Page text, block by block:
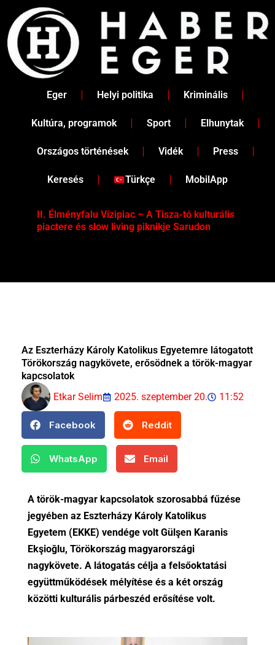
content
Eger Helyi politika Kriminális
Kultúra, programok Sport Elhunytak
Országos történések Vidék Press
Keresés Türkçe MobilApp
II. Élményfalu Vízipiac – A Tisza-tó kulturális
piactere és slow living piknikje Sarudon
Az Eszterházy Károly Katolikus Egyetemre látogatott
Törökország nagykövete, erősödnek a török-magyar
kapcsolatok
Etkar Selim
2025. szeptember 20. 11:52
Facebook Reddit
WhatsApp Email
A török-magyar kapcsolatok szorosabbá fűzése
jegyében az Eszterházy Károly Katolikus
Egyetem (EKKE) vendége volt Gülşen Karanis
Ekşioğlu, Törökország magyarországi
nagykövete. A látogatás célja a felsőoktatási
együttműködések mélyítése és a két ország
közötti kulturális párbeszéd erősítése volt.